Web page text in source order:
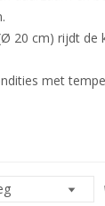
20 cm) rijdt de
met